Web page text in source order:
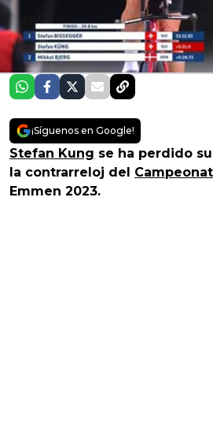
¡Síguenos en Google!
Stefan Kung se ha perdido
la contrarreloj del
Emmen 2023.